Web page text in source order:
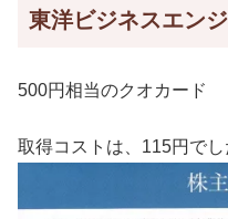
東洋ビジネスエン
500円相当のクオカード
取得コストは、115円でし